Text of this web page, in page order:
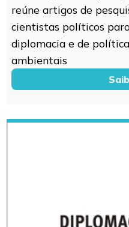
reúne artigos de
cientistas políticos
diplomacia e de
ambientais